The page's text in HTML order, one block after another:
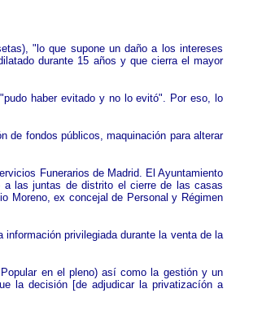
"lo que supone un daño a los intereses
durante 15 años y que cierra el mayor
haber evitado y no lo evitó". Por eso, lo
de fondos públicos, maquinación para alterar
Funerarios de Madrid. El Ayuntamiento
a las juntas de distrito el cierre de las casas
Moreno, ex concejal de Personal y Régimen
privilegiada durante la venta de la
en el pleno) así como la gestión y un
la decisión [de adjudicar la privatizacíón a